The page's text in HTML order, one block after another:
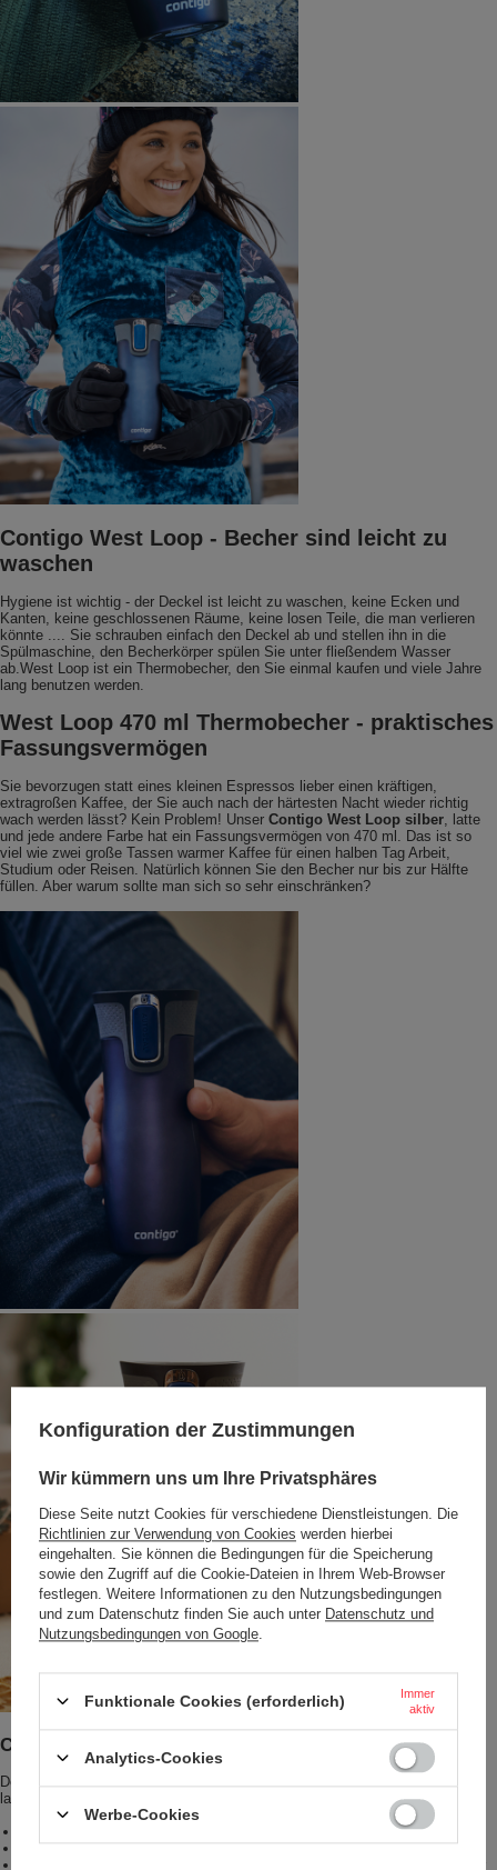
Contigo West Loop - Becher sind leicht zu
waschen
Hygiene ist wichtig - der Deckel ist leicht zu waschen, keine Ecken und
Kanten, keine geschlossenen Räume, keine losen Teile, die man verlieren
könnte .... Sie schrauben einfach den Deckel ab und stellen ihn in die
Spülmaschine, den Becherkörper spülen Sie unter fließendem Wasser
ab.West Loop ist ein Thermobecher, den Sie einmal kaufen und viele Jahre
lang benutzen werden.
West Loop 470 ml Thermobecher - praktisches
Fassungsvermögen
Sie bevorzugen statt eines kleinen Espressos lieber einen kräftigen,
extragroßen Kaffee, der Sie auch nach der härtesten Nacht wieder richtig
wach werden lässt? Kein Problem! Unser Contigo West Loop silber , latte
und jede andere Farbe hat ein Fassungsvermögen von 470 ml. Das ist so
viel wie zwei große Tassen warmer Kaffee für einen halben Tag Arbeit,
Studium oder Reisen. Natürlich können Sie den Becher nur bis zur Hälfte
füllen. Aber warum sollte man sich so sehr einschränken?
Contigo West Loop 2.0 Vorteile
Der West Loop ist ein Becher, den man einmal kauft und der mehrere Jahre
lang hält.
zwei Schichten aus haltbarem Edelstahl für die Wände des Bechers;
haltbarer, sicherer, BPA-freier Kunststoff für den Deckel;
Konfiguration der Zustimmungen
Wir kümmern uns um Ihre Privatsphäres
Diese Seite nutzt Cookies für verschiedene Dienstleistungen. Die
Richtlinien zur Verwendung von Cookies werden hierbei
eingehalten. Sie können die Bedingungen für die Speicherung
sowie den Zugriff auf die Cookie-Dateien in Ihrem Web-Browser
festlegen. Weitere Informationen zu den Nutzungsbedingungen
und zum Datenschutz finden Sie auch unter Datenschutz und
Nutzungsbedingungen von Google
Funktionale Cookies (erforderlich)
Immer
aktiv
Analytics-Cookies
Werbe-Cookies